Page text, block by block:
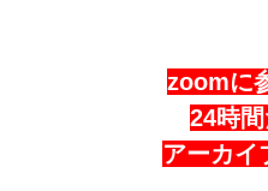
zoomに
24時
アーカイ